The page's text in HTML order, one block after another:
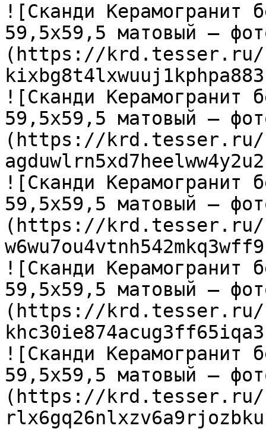
![Сканди Керамогранит
59,5х59,5 матовый —
(https://krd.tesser.ru/
![Сканди Керамогранит
59,5х59,5 матовый —
(https://krd.tesser.ru/
![Сканди Керамогранит
59,5х59,5 матовый —
(https://krd.tesser.ru/
![Сканди Керамогранит
59,5х59,5 матовый —
(https://krd.tesser.ru/
![Сканди Керамогранит
59,5х59,5 матовый —
(https://krd.tesser.ru/